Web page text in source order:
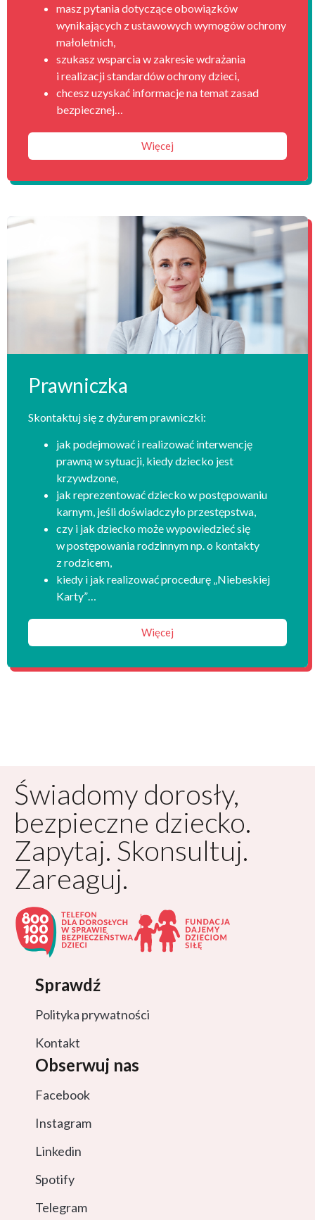
masz pytania dotyczące obowiązków
wynikających z ustawowych wymogów ochrony
małoletnich,
szukasz wsparcia w zakresie wdrażania
i realizacji standardów ochrony dzieci,
chcesz uzyskać informacje na temat zasad
bezpiecznej…
Więcej
Prawniczka
Skontaktuj się z dyżurem prawniczki:
jak podejmować i realizować interwencję
prawną w sytuacji, kiedy dziecko jest
krzywdzone,
jak reprezentować dziecko w postępowaniu
karnym, jeśli doświadczyło przestępstwa,
czy i jak dziecko może wypowiedzieć się
w postępowania rodzinnym np. o kontakty
z rodzicem,
kiedy i jak realizować procedurę „Niebeskiej
Karty”…
Więcej
Świadomy dorosły,
bezpieczne dziecko.
Zapytaj. Skonsultuj.
Zareaguj.
Sprawdź
Polityka prywatności
Kontakt
Obserwuj nas
Facebook
Instagram
Linkedin
Spotify
Telegram